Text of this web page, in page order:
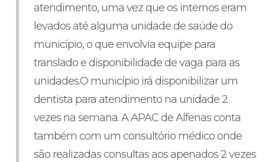
atendimento, uma vez que os internos eram
levados até alguma unidade de saúde do
município, o que envolvia equipe para
translado e disponibilidade de vaga para as
unidades.O município irá disponibilizar um
dentista para atendimento na unidade 2
vezes na semana. A APAC de Alfenas conta
também com um consultório médico onde
são realizadas consultas aos apenados 2 vezes